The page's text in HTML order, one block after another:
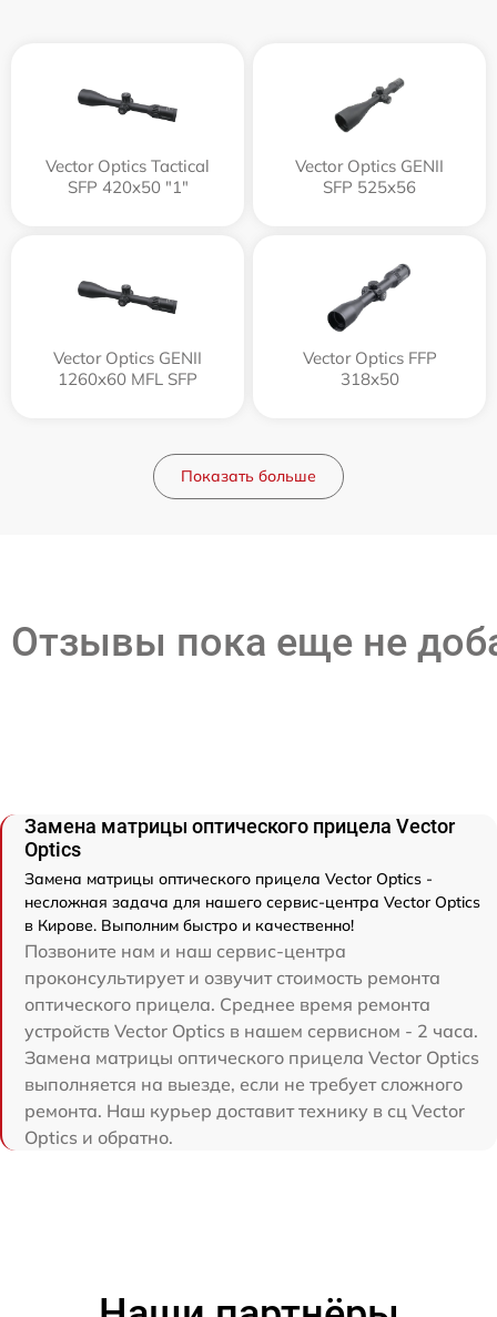
Vector Optics Tactical
SFP 420x50 "1"
Vector Optics GENII
SFP 525x56
Vector Optics GENII
1260x60 MFL SFP
Vector Optics FFP
318x50
Показать больше
Отзывы пока еще не
Замена матрицы оптического прицела Vector
Optics
Замена матрицы оптического прицела Vector Optics -
несложная задача для нашего сервис-центра Vector Optics
в Кирове. Выполним быстро и качественно!
Позвоните нам и наш сервис-центра
проконсультирует и озвучит стоимость ремонта
оптического прицела. Среднее время ремонта
устройств Vector Optics в нашем сервисном - 2 часа.
Замена матрицы оптического прицела Vector Optics
выполняется на выезде, если не требует сложного
ремонта. Наш курьер доставит технику в сц Vector
Optics и обратно.